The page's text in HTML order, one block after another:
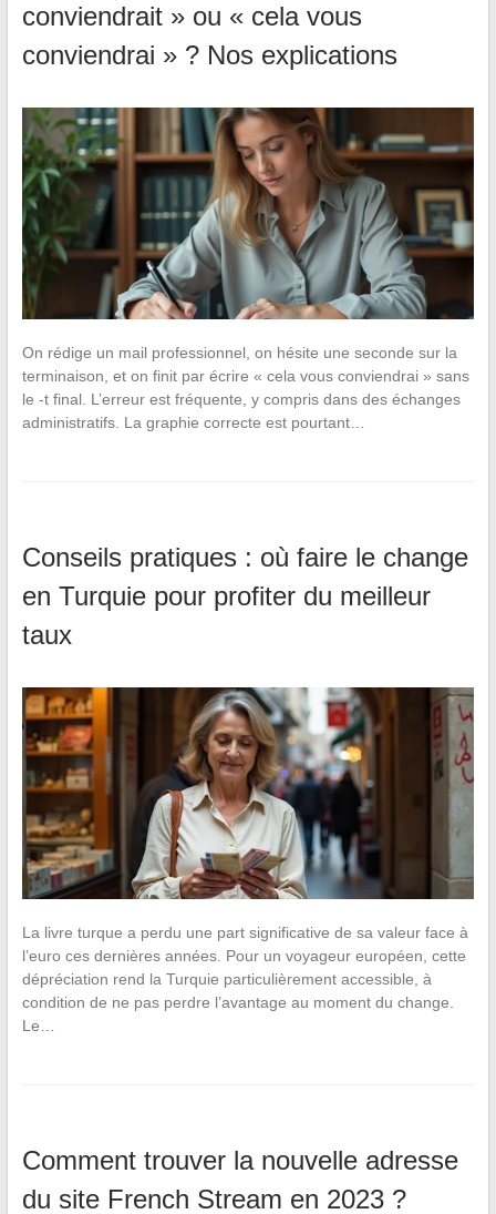
conviendrait » ou « cela vous
conviendrai » ? Nos explications
On rédige un mail professionnel, on hésite une seconde sur la
terminaison, et on finit par écrire « cela vous conviendrai » sans
le -t final. L’erreur est fréquente, y compris dans des échanges
administratifs. La graphie correcte est pourtant…
Conseils pratiques : où faire le change
en Turquie pour profiter du meilleur
taux
La livre turque a perdu une part significative de sa valeur face à
l’euro ces dernières années. Pour un voyageur européen, cette
dépréciation rend la Turquie particulièrement accessible, à
condition de ne pas perdre l’avantage au moment du change.
Le…
Comment trouver la nouvelle adresse
du site French Stream en 2023 ?